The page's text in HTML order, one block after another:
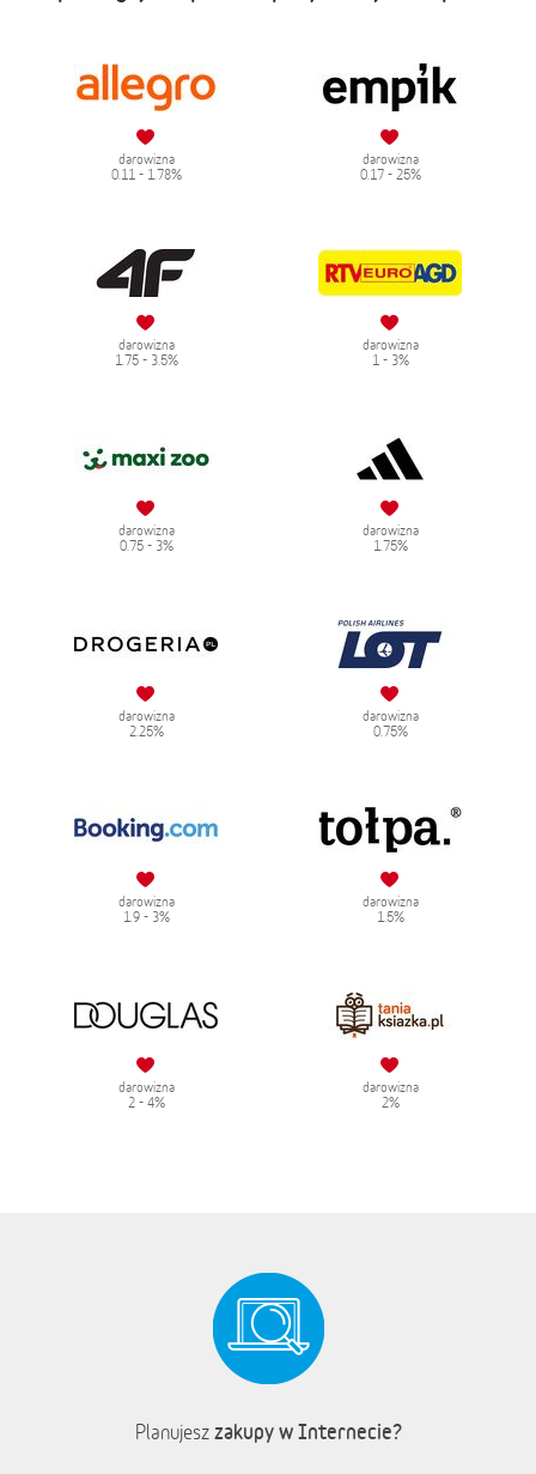
darowizna
0.11 - 1.78%
darowizna
0.17 - 25%
darowizna
1.75 - 3.5%
darowizna
1 - 3%
darowizna
0.75 - 3%
darowizna
1.75%
darowizna
2.25%
darowizna
0.75%
darowizna
1.9 - 3%
darowizna
1.5%
darowizna
2 - 4%
darowizna
2%
Planujesz zakupy w Internecie?